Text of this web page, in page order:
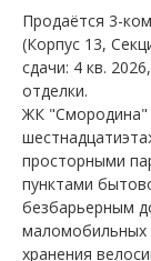
Продаётся 3-
(Корпус 13,
сдачи: 4 кв.
отделки.
ЖК "Смородина"
просторными
пунктами
безбарьерным
маломобильных
хранения